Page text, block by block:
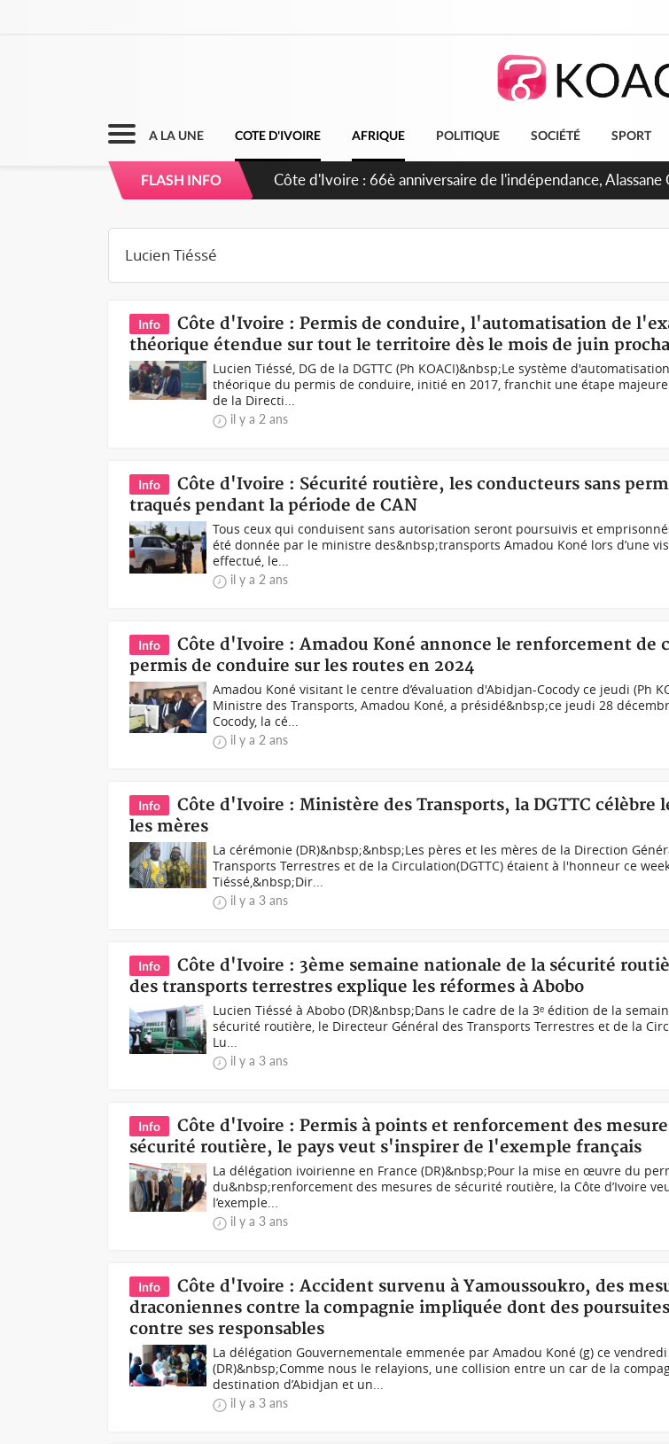
A LA UNE COTE D'IVOIRE AFRIQUE POLITIQUE SOCIÉTÉ SPORT
FLASH INFO
Côte d'Ivoire : 66è anniversaire de l'indépendance,
Info
Côte d'Ivoire : Permis de conduire, l'automatisation de
théorique étendue sur tout le territoire dès le mois de juin
Lucien Tiéssé, DG de la DGTTC (Ph KOACI)&nbsp;Le système
théorique du permis de conduire, initié en 2017, franchit une étape
de la Directi...
il y a 2 ans
Info
Côte d'Ivoire : Sécurité routière, les conducteurs sans
traqués pendant la période de CAN
Tous ceux qui conduisent sans autorisation seront poursuivis et
été donnée par le ministre des&nbsp;transports Amadou Koné lors d’une
effectué, le...
il y a 2 ans
Info
Côte d'Ivoire : Amadou Koné annonce le renforcement de
permis de conduire sur les routes en 2024
Amadou Koné visitant le centre d’évaluation d'Abidjan-Cocody ce jeudi (Ph
Ministre des Transports, Amadou Koné, a présidé&nbsp;ce jeudi 28
Cocody, la cé...
il y a 2 ans
Info
Côte d'Ivoire : Ministère des Transports, la DGTTC célèbre
les mères
La cérémonie (DR)&nbsp;&nbsp;Les pères et les mères de la Direction
Transports Terrestres et de la Circulation(DGTTC) étaient à l'honneur ce
Tiéssé,&nbsp;Dir...
il y a 3 ans
Info
Côte d'Ivoire : 3ème semaine nationale de la sécurité
des transports terrestres explique les réformes à Abobo
Lucien Tiéssé à Abobo (DR)&nbsp;Dans le cadre de la 3ᵉ édition de la
sécurité routière, le Directeur Général des Transports Terrestres et de la
Lu...
il y a 3 ans
Info
Côte d'Ivoire : Permis à points et renforcement des
sécurité routière, le pays veut s'inspirer de l'exemple français
La délégation ivoirienne en France (DR)&nbsp;Pour la mise en œuvre du
du&nbsp;renforcement des mesures de sécurité routière, la Côte d’Ivoire
l’exemple...
il y a 3 ans
Info
Côte d'Ivoire : Accident survenu à Yamoussoukro, des
draconiennes contre la compagnie impliquée dont des
contre ses responsables
La délégation Gouvernementale emmenée par Amadou Koné (g) ce vendredi
(DR)&nbsp;Comme nous le relayions, une collision entre un car de la
destination d’Abidjan et un...
il y a 3 ans